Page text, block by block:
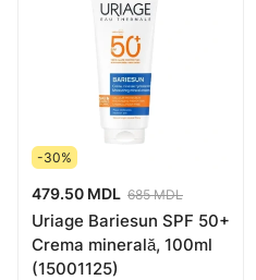
-30%
479.50 MDL 685 MDL
Uriage Bariesun SPF 50+
Crema minerală, 100ml
(15001125)